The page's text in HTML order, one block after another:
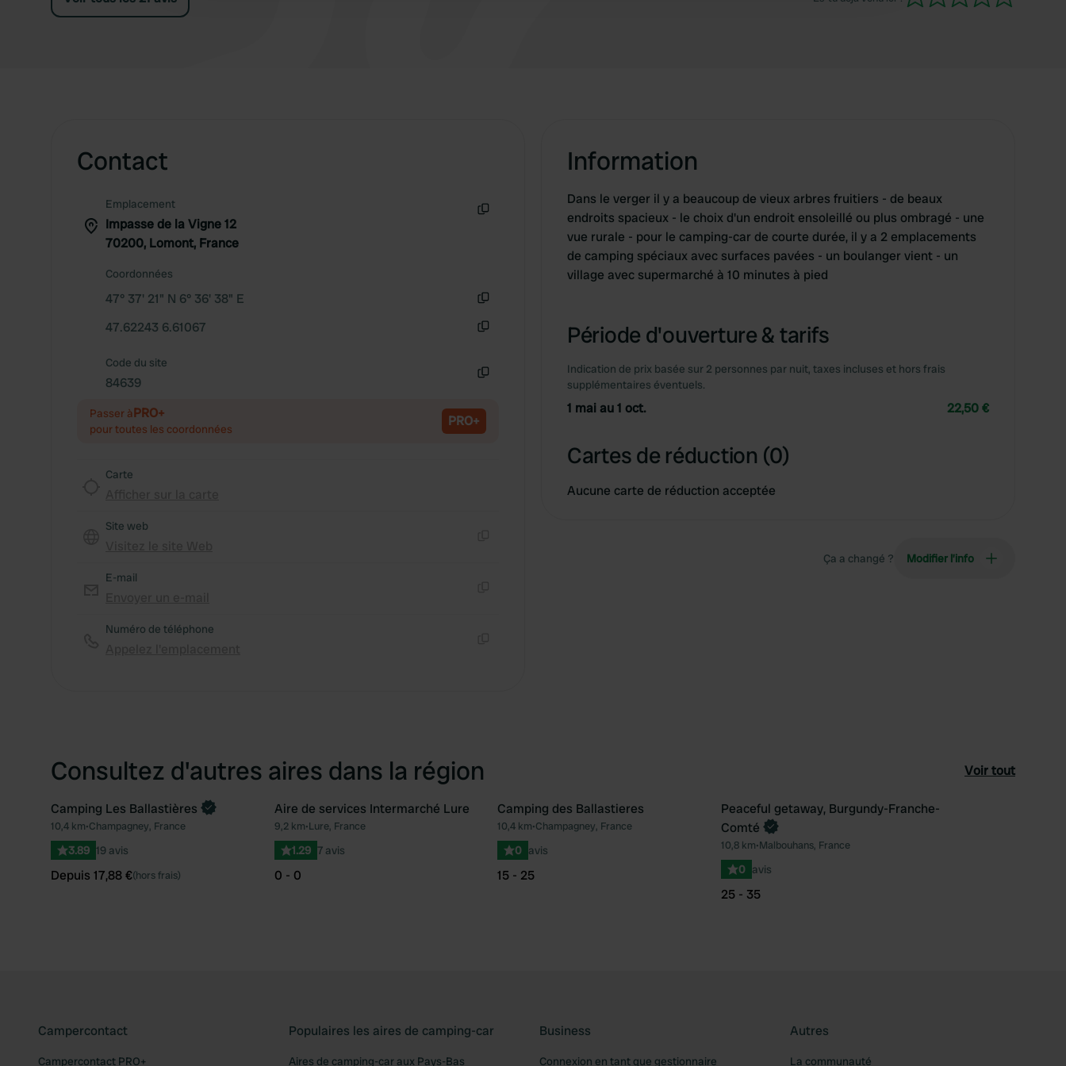
Contact
Emplacement
Impasse de la Vigne 12
70200, Lomont, France
Coordonnées
47° 37' 21" N 6° 36' 38" E
47.62243 6.61067
Code du site
84639
Passer àPRO+
pour toutes les coordonnées PRO+
Carte
Site web
E-mail
Numéro de téléphone
Information
Dans le verger il y a beaucoup de vieux arbres fruitiers - de beaux
endroits spacieux - le choix d'un endroit ensoleillé ou plus ombragé - une
vue rurale - pour le camping-car de courte durée, il y a 2 emplacements
de camping spéciaux avec surfaces pavées - un boulanger vient - un
village avec supermarché à 10 minutes à pied
Période d'ouverture & tarifs
Indication de prix basée sur 2 personnes par nuit, taxes incluses et hors frais
supplémentaires éventuels.
1 mai au 1 oct. 22,50 €
Cartes de réduction (0)
Aucune carte de réduction acceptée
Ça a changé ? Modifier l’info
Consultez d'autres aires dans la région Voir tout
Préféré
Reserve maintenant
Camping Les Ballastières
10,4 km•Champagney, France
3.89 19 avis
Depuis 17,88 €(hors frais)
Préféré
Aire de services Intermarché Lure
9,2 km•Lure, France
1.29 7 avis
0 - 0
Préféré
Camping des Ballastieres
10,4 km•Champagney, France
0 avis
15 - 25
Reserve maintenant
Peaceful getaway, Burgundy-Franche-
Comté
10,8 km•Malbouhans, France
0 avis
25 - 35
Campercontact
Campercontact PRO+
Populaires les aires de camping-car
Aires de camping-car aux Pays-Bas
Business
Connexion en tant que gestionnaire
Autres
La communauté